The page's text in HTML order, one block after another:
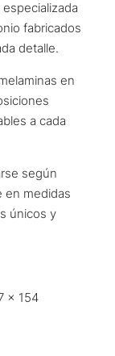
fabricados
detalle.
en
a cada
según
en medidas
únicos y
x 154